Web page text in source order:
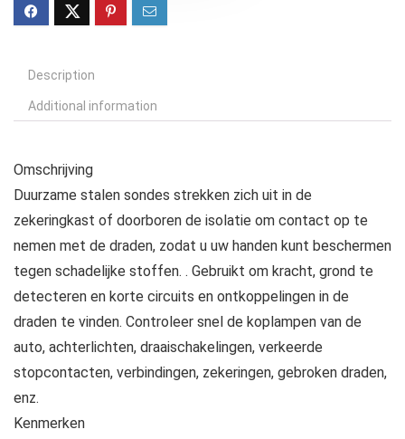
Description
Additional information
Omschrijving
Duurzame stalen sondes strekken zich uit in de
zekeringkast of doorboren de isolatie om contact op te
nemen met de draden, zodat u uw handen kunt beschermen
tegen schadelijke stoffen. . Gebruikt om kracht, grond te
detecteren en korte circuits en ontkoppelingen in de
draden te vinden. Controleer snel de koplampen van de
auto, achterlichten, draaischakelingen, verkeerde
stopcontacten, verbindingen, zekeringen, gebroken draden,
enz.
Kenmerken